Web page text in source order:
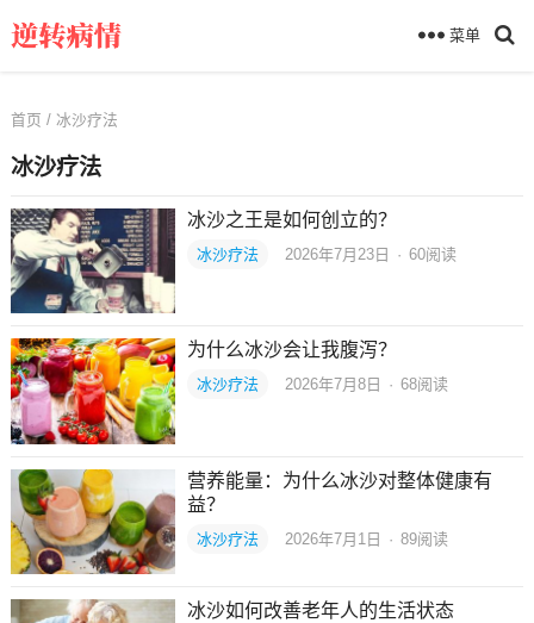
菜单
首页 / 冰沙疗法
冰沙疗法
冰沙之王是如何创立的？
冰沙疗法 2026年7月23日 · 60阅读
为什么冰沙会让我腹泻？
冰沙疗法 2026年7月8日 · 68阅读
营养能量：为什么冰沙对整体健康有
益？
冰沙疗法 2026年7月1日 · 89阅读
冰沙如何改善老年人的生活状态